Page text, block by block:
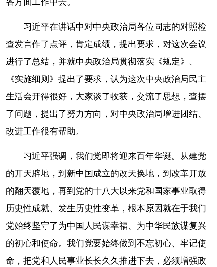
习近平在讲话中对中央政治局各位同志的对照检
查发言作了点评，肯定成绩，提出要求，对这次会议
进行了总结，并就中央政治局贯彻落实《规定》、
《实施细则》提出了要求，认为这次中央政治局民主
生活会开得很好，大家谈了收获，交流了思想，查摆
了问题，提出了努力方向，对中央政治局增进团结、
改进工作很有帮助。
习近平强调，我们党即将迎来百年华诞。从建党
的开天辟地，到新中国成立的改天换地，到改革开放
的翻天覆地，再到党的十八大以来党和国家事业取得
历史性成就、发生历史性变革，根本原因就在于我们
党始终坚守了为中国人民谋幸福、为中华民族谋复兴
的初心和使命。我们党要始终做到不忘初心、牢记使
命，把党和人民事业长长久久推进下去，必须增强政